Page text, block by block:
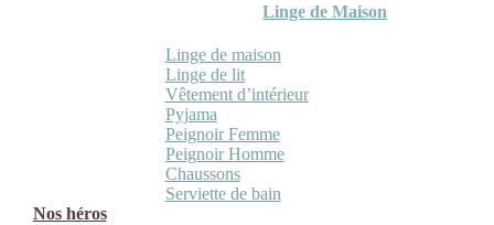
Linge de Maison
Linge de maison
Linge de lit
Vêtement d’intérieur
Pyjama
Peignoir Femme
Peignoir Homme
Chaussons
Serviette de bain
Nos héros